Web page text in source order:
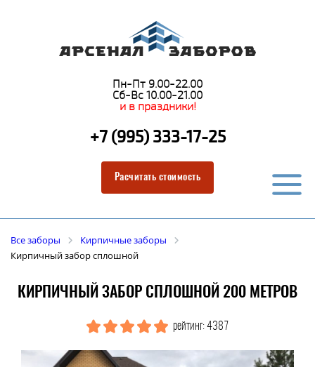
Пн-Пт 9.00-22.00
Сб-Вс 10.00-21.00
и в праздники!
+7 (995) 333-17-25
Расчитать стоимость
Все заборы
Кирпичные заборы
Кирпичный забор сплошной
КИРПИЧНЫЙ ЗАБОР СПЛОШНОЙ 200 МЕТРОВ
рейтинг: 4387